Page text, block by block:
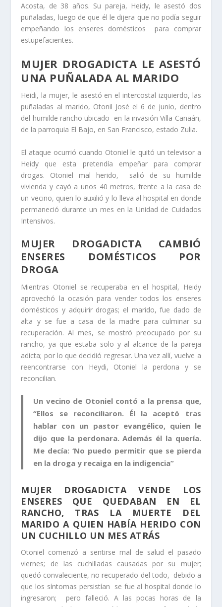
Acosta, de 38 años. Su pareja, Heidy, le asestó dos
puñaladas, luego de que él le dijera que no podía seguir
empeñando los enseres domésticos para comprar
estupefacientes.
MUJER DROGADICTA LE ASESTÓ
UNA PUÑALADA AL MARIDO
Heidi, la mujer, le asestó en el intercostal izquierdo, las
puñaladas al marido, Otonil José el 6 de junio, dentro
del humilde rancho ubicado en la invasión Villa Canaán,
de la parroquia El Bajo, en San Francisco, estado Zulia.
El ataque ocurrió cuando Otoniel le quitó un televisor a
Heidy que esta pretendía empeñar para comprar
drogas. Otoniel mal herido, salió de su humilde
vivienda y cayó a unos 40 metros, frente a la casa de
un vecino, quien lo auxilió y lo lleva al hospital en donde
permaneció durante un mes en la Unidad de Cuidados
Intensivos.
MUJER DROGADICTA CAMBIÓ
ENSERES DOMÉSTICOS POR
DROGA
Mientras Otoniel se recuperaba en el hospital, Heidy
aprovechó la ocasión para vender todos los enseres
domésticos y adquirir drogas; el marido, fue dado de
alta y se fue a casa de la madre para culminar su
recuperación. Al mes, se mostró preocupado por su
rancho, ya que estaba solo y al alcance de la pareja
adicta; por lo que decidió regresar. Una vez allí, vuelve a
reencontrarse con Heydi, Otoniel la perdona y se
reconcilian.
Un vecino de Otoniel contó a la prensa que,
“Ellos se reconciliaron. Él la aceptó tras
hablar con un pastor evangélico, quien le
dijo que la perdonara. Además él la quería.
Me decía: ‘No puedo permitir que se pierda
en la droga y recaiga en la indigencia”
MUJER DROGADICTA VENDE LOS
ENSERES QUE QUEDABAN EN EL
RANCHO, TRAS LA MUERTE DEL
MARIDO A QUIEN HABÍA HERIDO CON
UN CUCHILLO UN MES ATRÁS
Otoniel comenzó a sentirse mal de salud el pasado
viernes; de las cuchilladas causadas por su mujer;
quedó convaleciente, no recuperado del todo, debido a
que los síntomas persistían se fue al hospital donde lo
ingresaron; pero falleció. A las pocas horas de la